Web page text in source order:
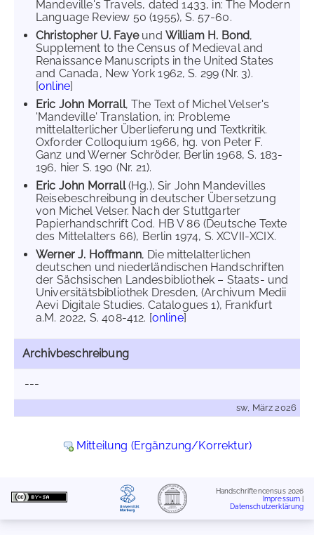
Mandeville's Travels, dated 1433, in: The Modern
Language Review 50 (1955), S. 57-60.
Christopher U. Fayeund William H. Bond,
Supplement to the Census of Medieval and
Renaissance Manuscripts in the United States
and Canada, New York 1962, S. 299 (Nr. 3).
[online]
Eric John Morrall, The Text of Michel Velser's
'Mandeville' Translation, in: Probleme
mittelalterlicher Überlieferung und Textkritik.
Oxforder Colloquium 1966, hg. von Peter F.
Ganz und Werner Schröder, Berlin 1968, S. 183-
196, hier S. 190 (Nr. 21).
Eric John Morrall(Hg.), Sir John Mandevilles
Reisebeschreibung in deutscher Übersetzung
von Michel Velser. Nach der Stuttgarter
Papierhandschrift Cod. HB V 86 (Deutsche Texte
des Mittelalters 66), Berlin 1974, S. XCVII-XCIX.
Werner J. Hoffmann, Die mittelalterlichen
deutschen und niederländischen Handschriften
der Sächsischen Landesbibliothek – Staats- und
Universitätsbibliothek Dresden, (Archivum Medii
Aevi Digitale Studies. Catalogues 1), Frankfurt
a.M. 2022, S. 408-412. [online]
Archivbeschreibung
---
sw, März 2026
Mitteilung (Ergänzung/Korrektur)
Handschriftencensus 2026
Impressum
Datenschutzerklärung